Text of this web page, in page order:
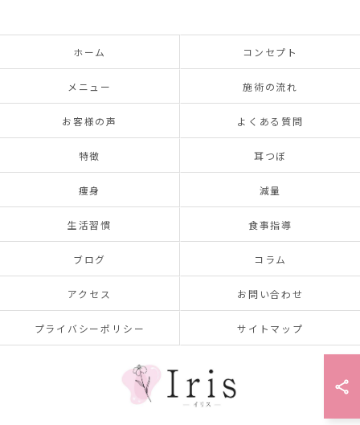
ホーム コンセプト
メニュー 施術の流れ
お客様の声 よくある質問
特徴 耳つぼ
痩身 減量
生活習慣 食事指導
ブログ コラム
アクセス お問い合わせ
プライバシーポリシー サイトマップ